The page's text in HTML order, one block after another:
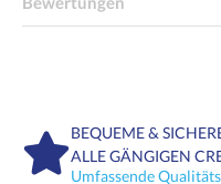
BEQUEME &
ALLE GÄNGIGEN
Umfassende